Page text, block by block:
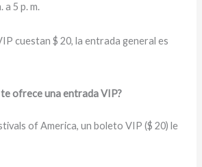
a 5 p. m.
cuestan $ 20, la entrada general es
te ofrece una entrada VIP?
of America, un boleto VIP ($ 20) le